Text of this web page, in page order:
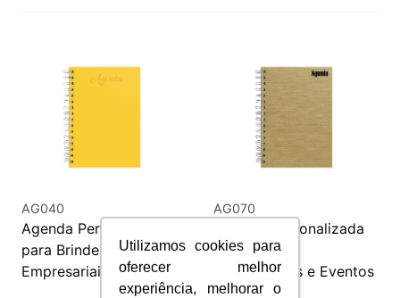
Utilizamos cookies para
oferecer melhor
experiência, melhorar o
AG040
Agenda Personalizada
para Brindes
Empresariais
AG070
Agenda Personalizada
para Brindes
Corporativos e Eventos